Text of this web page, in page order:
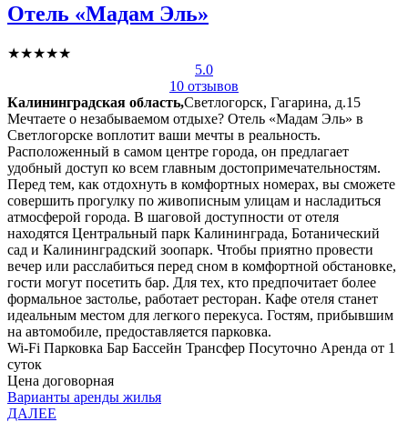
Отель «Мадам Эль»
★★★★★
5.0
10 отзывов
Калининградская область,Светлогорск, Гагарина, д.15
Мечтаете о незабываемом отдыхе? Отель «Мадам Эль» в
Светлогорске воплотит ваши мечты в реальность.
Расположенный в самом центре города, он предлагает
удобный доступ ко всем главным достопримечательностям.
Перед тем, как отдохнуть в комфортных номерах, вы сможете
совершить прогулку по живописным улицам и насладиться
атмосферой города. В шаговой доступности от отеля
находятся Центральный парк Калининграда, Ботанический
сад и Калининградский зоопарк. Чтобы приятно провести
вечер или расслабиться перед сном в комфортной обстановке,
гости могут посетить бар. Для тех, кто предпочитает более
формальное застолье, работает ресторан. Кафе отеля станет
идеальным местом для легкого перекуса. Гостям, прибывшим
на автомобиле, предоставляется парковка.
Wi-Fi Парковка Бар Бассейн Трансфер Посуточно Аренда от 1
суток
Цена договорная
Варианты аренды жилья
ДАЛЕЕ